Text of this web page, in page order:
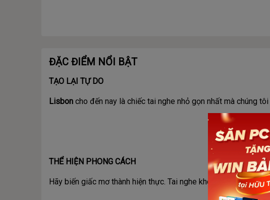
ĐẶC ĐIỂM NỔI BẬT
TẠO LẠI TỰ DO
Lisbon cho đến nay là chiếc tai nghe nhỏ gọn nhất mà chúng
THỂ HIỆN PHONG CÁCH
Hãy biến giấc mơ thành hiện thực. Tai nghe không dây thực sự